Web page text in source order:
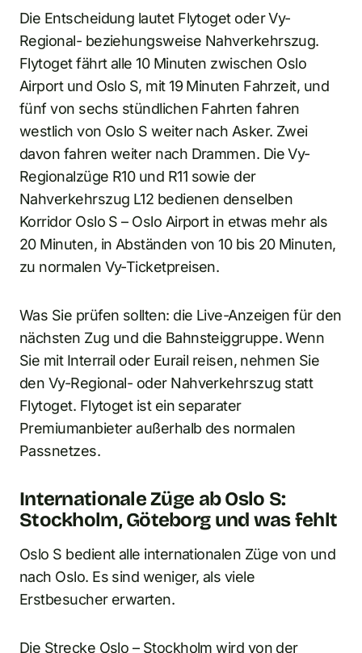
Die Entscheidung lautet Flytoget oder Vy-
Regional- beziehungsweise Nahverkehrszug.
Flytoget fährt alle 10 Minuten zwischen Oslo
Airport und Oslo S, mit 19 Minuten Fahrzeit, und
fünf von sechs stündlichen Fahrten fahren
westlich von Oslo S weiter nach Asker. Zwei
davon fahren weiter nach Drammen. Die Vy-
Regionalzüge R10 und R11 sowie der
Nahverkehrszug L12 bedienen denselben
Korridor Oslo S – Oslo Airport in etwas mehr als
20 Minuten, in Abständen von 10 bis 20 Minuten,
zu normalen Vy-Ticketpreisen.
Was Sie prüfen sollten: die Live-Anzeigen für den
nächsten Zug und die Bahnsteiggruppe. Wenn
Sie mit Interrail oder Eurail reisen, nehmen Sie
den Vy-Regional- oder Nahverkehrszug statt
Flytoget. Flytoget ist ein separater
Premiumanbieter außerhalb des normalen
Passnetzes.
Internationale Züge ab Oslo S:
Stockholm, Göteborg und was fehlt
Oslo S bedient alle internationalen Züge von und
nach Oslo. Es sind weniger, als viele
Erstbesucher erwarten.
Die Strecke Oslo – Stockholm wird von der